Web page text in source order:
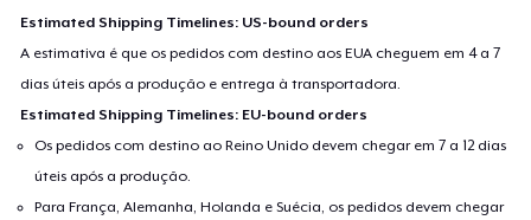
Estimated Shipping Timelines: US-bound orders
A estimativa é que os pedidos com destino aos EUA cheguem em 4 a 7
dias úteis após a produção e entrega à transportadora.
Estimated Shipping Timelines: EU-bound orders
Os pedidos com destino ao Reino Unido devem chegar em 7 a 12 dias
úteis após a produção.
Para França, Alemanha, Holanda e Suécia, os pedidos devem chegar